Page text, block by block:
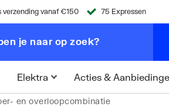
verzending vanaf €150 75 Expressen
Elektra Acties &
en overloopcombinatie